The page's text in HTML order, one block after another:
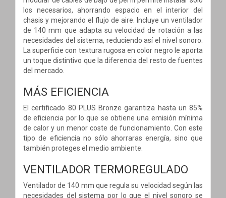
los necesarios, ahorrando espacio en el interior del
chasis y mejorando el flujo de aire. Incluye un ventilador
de 140 mm que adapta su velocidad de rotación a las
necesidades del sistema, reduciendo así el nivel sonoro.
La superficie con textura rugosa en color negro le aporta
un toque distintivo que la diferencia del resto de fuentes
del mercado.
MÁS EFICIENCIA
El certificado 80 PLUS Bronze garantiza hasta un 85%
de eficiencia por lo que se obtiene una emisión mínima
de calor y un menor coste de funcionamiento. Con este
tipo de eficiencia no sólo ahorraras energía, sino que
también proteges el medio ambiente.
VENTILADOR TERMOREGULADO
Ventilador de 140 mm que regula su velocidad según las
necesidades del sistema por lo que el nivel sonoro se